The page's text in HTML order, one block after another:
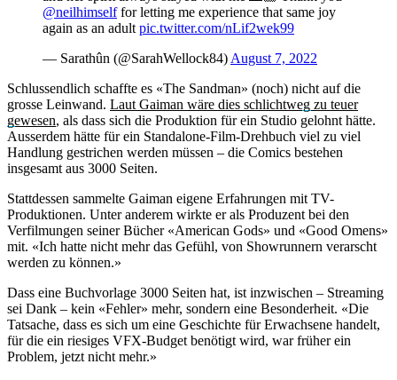
@neilhimselffor letting me experience that same joy
again as an adult pic.twitter.com/nLif2wek99
— Sarathûn (@SarahWellock84) August 7, 2022
Schlussendlich schaffte es «The Sandman» (noch) nicht auf die
grosse Leinwand. Laut Gaiman wäre dies schlichtweg zu teuer
gewesen, als dass sich die Produktion für ein Studio gelohnt hätte.
Ausserdem hätte für ein Standalone-Film-Drehbuch viel zu viel
Handlung gestrichen werden müssen – die Comics bestehen
insgesamt aus 3000 Seiten.
Stattdessen sammelte Gaiman eigene Erfahrungen mit TV-
Produktionen. Unter anderem wirkte er als Produzent bei den
Verfilmungen seiner Bücher «American Gods» und «Good Omens»
mit. «Ich hatte nicht mehr das Gefühl, von Showrunnern verarscht
werden zu können.»
Dass eine Buchvorlage 3000 Seiten hat, ist inzwischen – Streaming
sei Dank – kein «Fehler» mehr, sondern eine Besonderheit. «Die
Tatsache, dass es sich um eine Geschichte für Erwachsene handelt,
für die ein riesiges VFX-Budget benötigt wird, war früher ein
Problem, jetzt nicht mehr.»